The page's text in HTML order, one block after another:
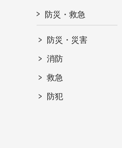
防災・救急
防災・災害
消防
救急
防犯